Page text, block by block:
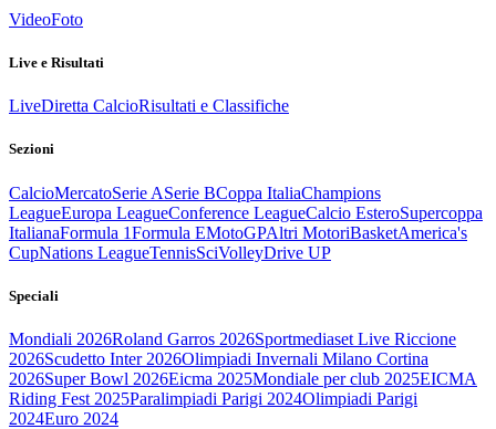
VideoFoto
Live e Risultati
LiveDiretta CalcioRisultati e Classifiche
Sezioni
CalcioMercatoSerie ASerie BCoppa ItaliaChampions
LeagueEuropa LeagueConference LeagueCalcio EsteroSupercoppa
ItalianaFormula 1Formula EMotoGPAltri MotoriBasketAmerica's
CupNations LeagueTennisSciVolleyDrive UP
Speciali
Mondiali 2026Roland Garros 2026Sportmediaset Live Riccione
2026Scudetto Inter 2026Olimpiadi Invernali Milano Cortina
2026Super Bowl 2026Eicma 2025Mondiale per club 2025EICMA
Riding Fest 2025Paralimpiadi Parigi 2024Olimpiadi Parigi
2024Euro 2024